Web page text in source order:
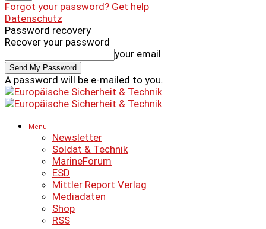
Forgot your password? Get help
Datenschutz
Password recovery
Recover your password
your email
A password will be e-mailed to you.
Menu
Newsletter
Soldat & Technik
MarineForum
ESD
Mittler Report Verlag
Mediadaten
Shop
RSS